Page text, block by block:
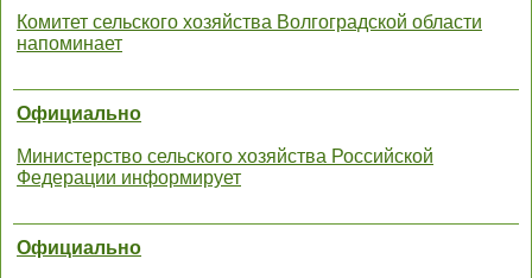
Комитет сельского хозяйства Волгоградской области
напоминает
Официально
Министерство сельского хозяйства Российской
Федерации информирует
Официально